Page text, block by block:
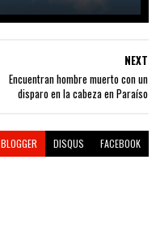
NEXT
Encuentran hombre muerto con un
disparo en la cabeza en Paraíso
BLOGGER DISQUS FACEBOOK